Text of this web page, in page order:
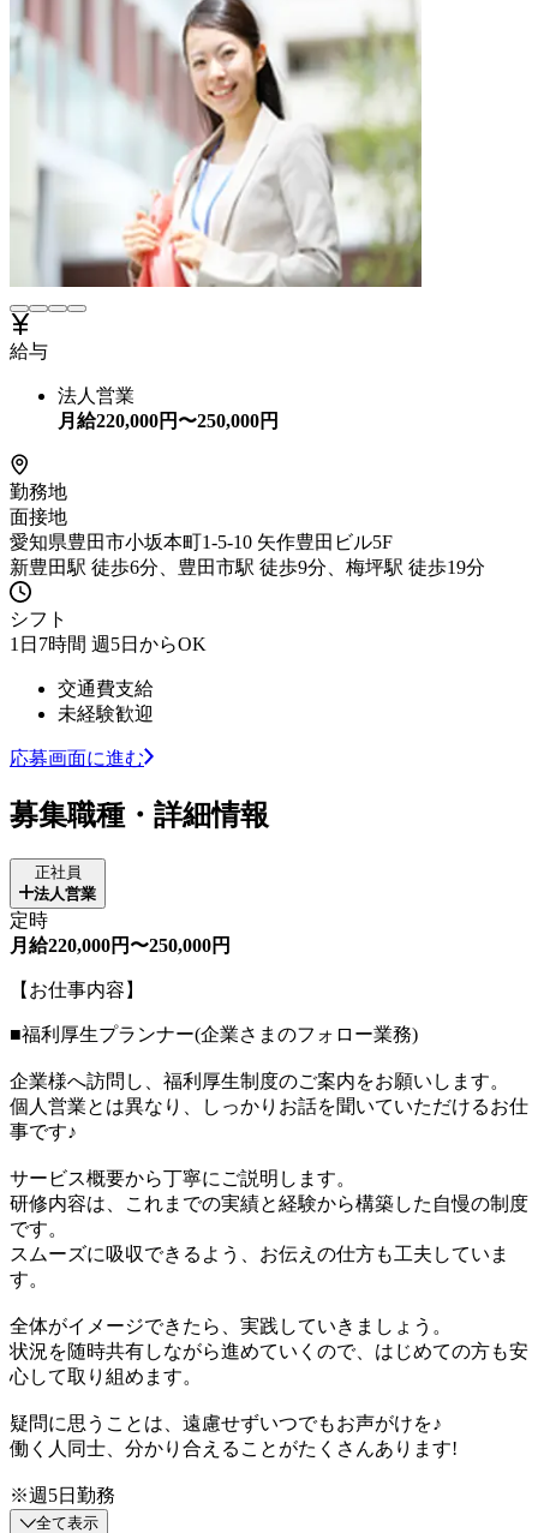
給与
法人営業
月給220,000円〜250,000円
勤務地
面接地
愛知県豊田市小坂本町1-5-10 矢作豊田ビル5F
新豊田駅 徒歩6分、豊田市駅 徒歩9分、梅坪駅 徒歩19分
シフト
1日7時間 週5日からOK
交通費支給
未経験歓迎
応募画面に進む
募集職種・詳細情報
正社員
法人営業
定時
月給220,000円〜250,000円
【お仕事内容】
■福利厚生プランナー(企業さまのフォロー業務)
企業様へ訪問し、福利厚生制度のご案内をお願いします。
個人営業とは異なり、しっかりお話を聞いていただけるお仕
事です♪
サービス概要から丁寧にご説明します。
研修内容は、これまでの実績と経験から構築した自慢の制度
です。
スムーズに吸収できるよう、お伝えの仕方も工夫していま
す。
全体がイメージできたら、実践していきましょう。
状況を随時共有しながら進めていくので、はじめての方も安
心して取り組めます。
疑問に思うことは、遠慮せずいつでもお声がけを♪
働く人同士、分かり合えることがたくさんあります!
※週5日勤務
全て表示